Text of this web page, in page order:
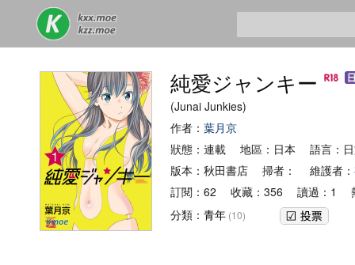
純愛ジャンキー
(Junai Junkies)
作者： 葉月京
狀態：連載 地區：日本 語言：
版本：秋田書店 掃者： 維護者：
訂閱：62 收藏：356 讀過：1
分類： 青年 (10)